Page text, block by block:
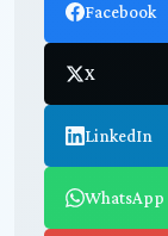
Facebook
X
LinkedIn
WhatsApp